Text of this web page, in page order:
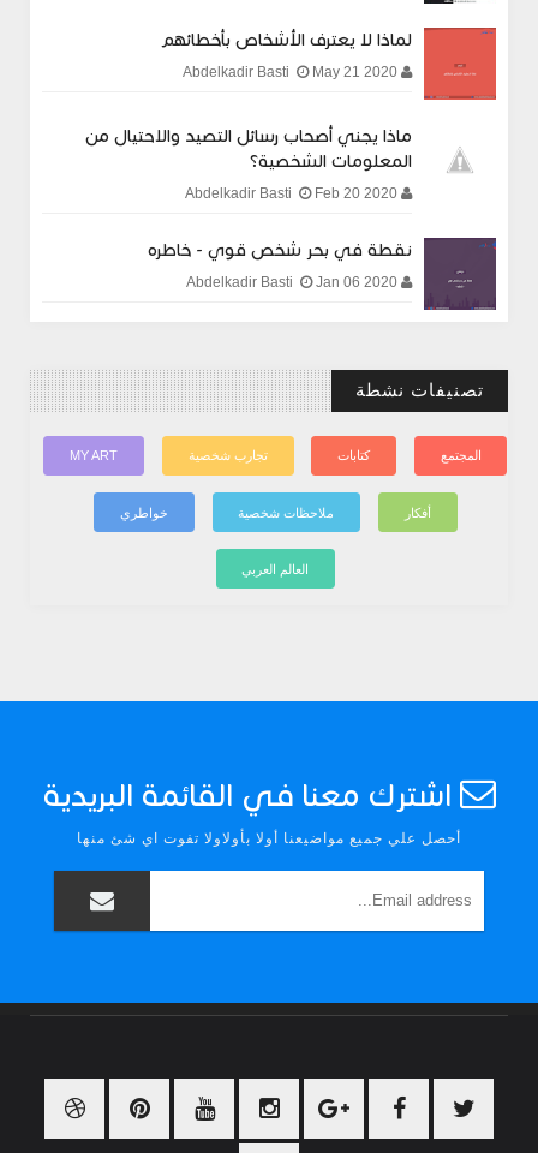
لماذا لا يعترف الأشخاص بأخطائهم
May 21 2020
ماذا يجني أصحاب رسائل التصيد والاحتيال من
المعلومات الشخصية؟
Feb 20 2020
نقطة في بحر شخص قوي - خاطره
Jan 06 2020
تصنيفات نشطة
المجتمع كتابات تجارب شخصية MY ART
أفكار ملاحظات شخصية خواطري
العالم العربي
اشترك معنا في القائمة البريدية
أحصل علي جميع مواضيعنا أولا بأولاولا تفوت اي شئ منها